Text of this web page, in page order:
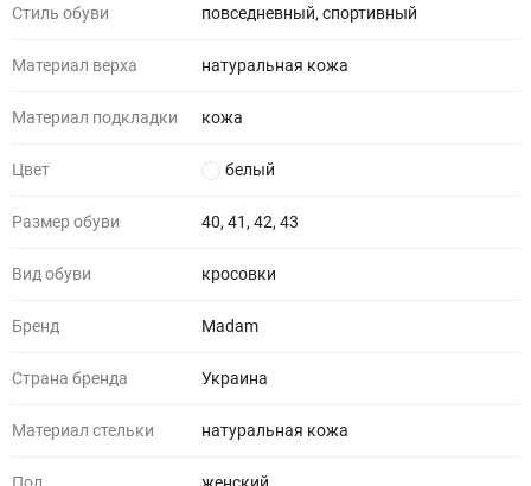
Стиль обуви повседневный, спортивный
Материал верха натуральная кожа
Материал подкладки кожа
Цвет белый
Размер обуви 40, 41, 42, 43
Вид обуви кросовки
Бренд Madam
Страна бренда Украина
Материал стельки натуральная кожа